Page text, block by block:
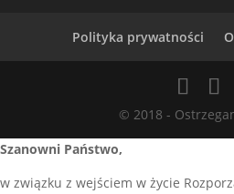
Polityka prywatności
© 2018 -
Szanowni Państwo,
w związku z wejściem w życie